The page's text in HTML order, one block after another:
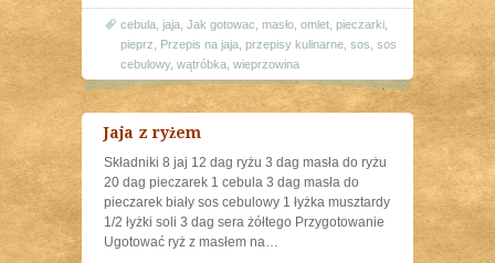
cebula jaja Jak gotowac masło omlet pieczarki
pieprz
Przepis na jaja przepisy kulinarne sos sos
cebulowy, wątróbka wieprzowina
Jaja z ryżem
Składniki 8 jaj 12 dag ryżu 3 dag masła do ryżu
20 dag pieczarek 1 cebula 3 dag masła do
pieczarek biały sos cebulowy 1 łyżka musztardy
1/2 łyżki soli 3 dag sera żółtego Przygotowanie
Ugotować ryż z masłem na…